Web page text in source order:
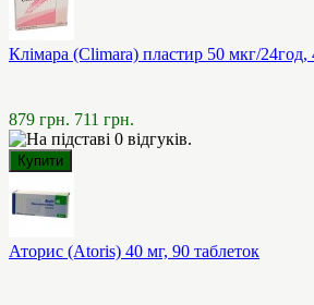
Клімара (Climara) пластир 50 мкг/
879 грн. 711 грн.
Аторис (Atoris) 40 мг, 90 таблеток